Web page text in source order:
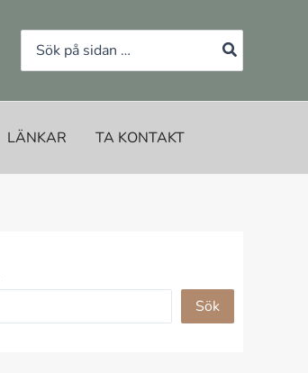
Search
for:
LÄNKAR TA KONTAKT
Sök